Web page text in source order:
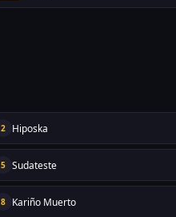
2 Hiposka
5 Sudateste
8 Kariño Muerto